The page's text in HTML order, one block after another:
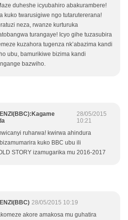
duheshe icyubahiro abakurambere!
kuko twarusigiwe ngo tutarutererana!
neza, rwanze kurturuka
turangaye! Icyo gihe tuzasubira
kuzahora tugenza nk’abazima kandi
ubu, bamurikiwe bizima kandi
bazwiho.
28/05/2015
10:21
ruharwa! kwirwa ahindura
kuko BBC ubu ili
STORY izamugarika mu 2016-2017
28/05/2015 10:19
akore amakosa mu guhatira